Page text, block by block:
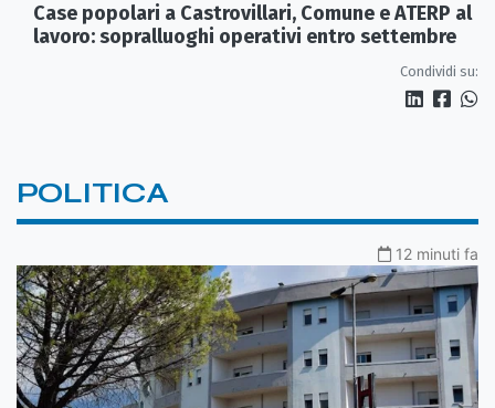
Case popolari a Castrovillari, Comune e ATERP al
lavoro: sopralluoghi operativi entro settembre
Condividi su:
POLITICA
12 minuti fa